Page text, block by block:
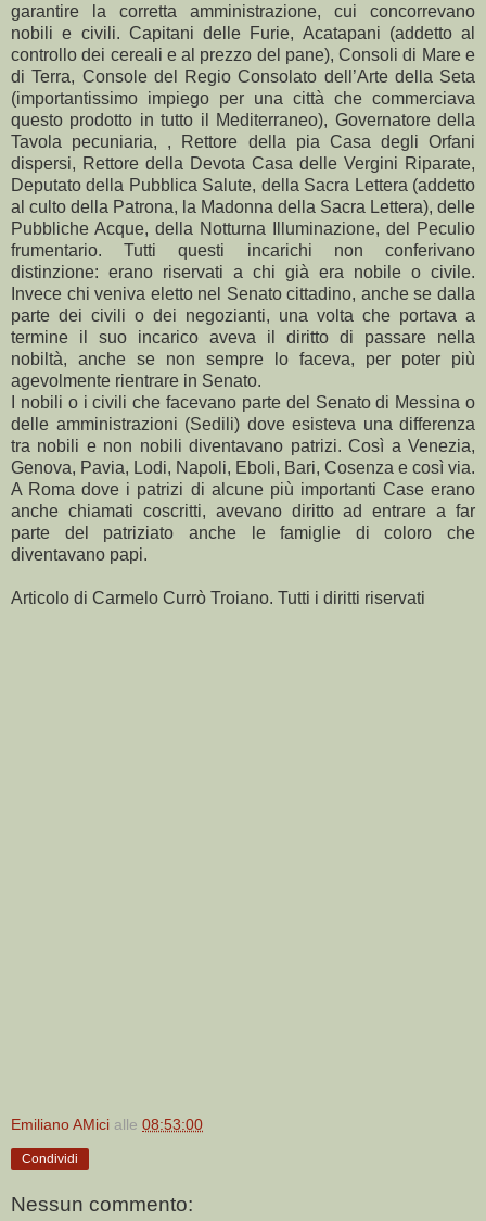
garantire la corretta amministrazione, cui concorrevano
nobili e civili. Capitani delle Furie, Acatapani (addetto al
controllo dei cereali e al prezzo del pane), Consoli di Mare e
di Terra, Console del Regio Consolato dell’Arte della Seta
(importantissimo impiego per una città che commerciava
questo prodotto in tutto il Mediterraneo), Governatore della
Tavola pecuniaria, , Rettore della pia Casa degli Orfani
dispersi, Rettore della Devota Casa delle Vergini Riparate,
Deputato della Pubblica Salute, della Sacra Lettera (addetto
al culto della Patrona, la Madonna della Sacra Lettera), delle
Pubbliche Acque, della Notturna Illuminazione, del Peculio
frumentario. Tutti questi incarichi non conferivano
distinzione: erano riservati a chi già era nobile o civile.
Invece chi veniva eletto nel Senato cittadino, anche se dalla
parte dei civili o dei negozianti, una volta che portava a
termine il suo incarico aveva il diritto di passare nella
nobiltà, anche se non sempre lo faceva, per poter più
agevolmente rientrare in Senato.
I nobili o i civili che facevano parte del Senato di Messina o
delle amministrazioni (Sedili) dove esisteva una differenza
tra nobili e non nobili diventavano patrizi. Così a Venezia,
Genova, Pavia, Lodi, Napoli, Eboli, Bari, Cosenza e così via.
A Roma dove i patrizi di alcune più importanti Case erano
anche chiamati coscritti, avevano diritto ad entrare a far
parte del patriziato anche le famiglie di coloro che
diventavano papi.
Articolo di Carmelo Currò Troiano. Tutti i diritti riservati
Emiliano AMici alle 08:53:00
Condividi
Nessun commento: